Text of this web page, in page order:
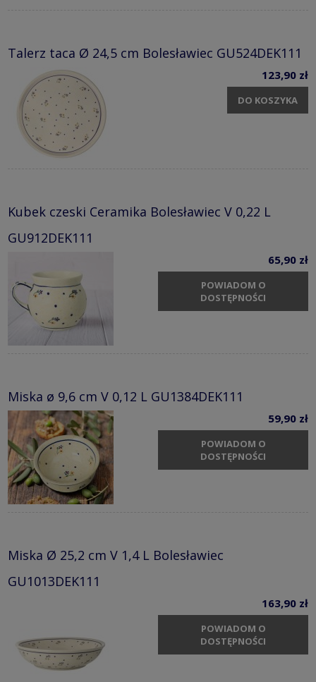
Talerz taca Ø 24,5 cm Bolesławiec GU524DEK111
123,90 zł
DO KOSZYKA
Kubek czeski Ceramika Bolesławiec V 0,22 L
GU912DEK111
65,90 zł
POWIADOM O
DOSTĘPNOŚCI
Miska ø 9,6 cm V 0,12 L GU1384DEK111
59,90 zł
POWIADOM O
DOSTĘPNOŚCI
Miska Ø 25,2 cm V 1,4 L Bolesławiec
GU1013DEK111
163,90 zł
POWIADOM O
DOSTĘPNOŚCI